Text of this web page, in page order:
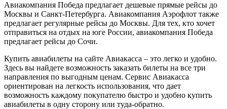
Авиакомпания Победа предлагает дешевые прямые рейсы до
Москвы и Санкт-Петербурга. Авиакомпания Аэрофлот также
предлагает регулярные рейсы до Москвы. Для тех, кто хочет
отправиться на отдых на юге России, авиакомпания Победа
предлагает рейсы до Сочи.
Купить авиабилеты на сайте Авиакасса – это легко и удобно.
Здесь вы найдете возможность заказать билеты на все три
направления по выгодным ценам. Сервис Авиакасса
ориентирован на легкость использования, что дает
возможность каждому покупателю быстро и удобно купить
авиабилеты в одну сторону или туда-обратно.